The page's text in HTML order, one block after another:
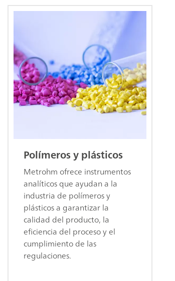
Polímeros y plásticos
Metrohm ofrece instrumentos
analíticos que ayudan a la
industria de polímeros y
plásticos a garantizar la
calidad del producto, la
eficiencia del proceso y el
cumplimiento de las
regulaciones.